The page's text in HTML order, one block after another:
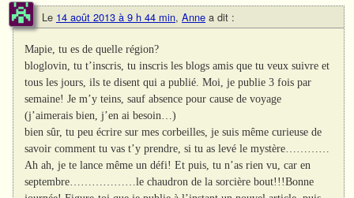
Le 14 août 2013 à 9 h 44 min, Anne a dit :
Mapie, tu es de quelle région?
bloglovin, tu t’inscris, tu inscris les blogs amis que tu veux suivre et
tous les jours, ils te disent qui a publié. Moi, je publie 3 fois par
semaine! Je m’y teins, sauf absence pour cause de voyage
(j’aimerais bien, j’en ai besoin…)
bien sûr, tu peu écrire sur mes corbeilles, je suis même curieuse de
savoir comment tu vas t’y prendre, si tu as levé le mystère…………
Ah ah, je te lance même un défi! Et puis, tu n’as rien vu, car en
septembre………………le chaudron de la sorcière bout!!!Bonne